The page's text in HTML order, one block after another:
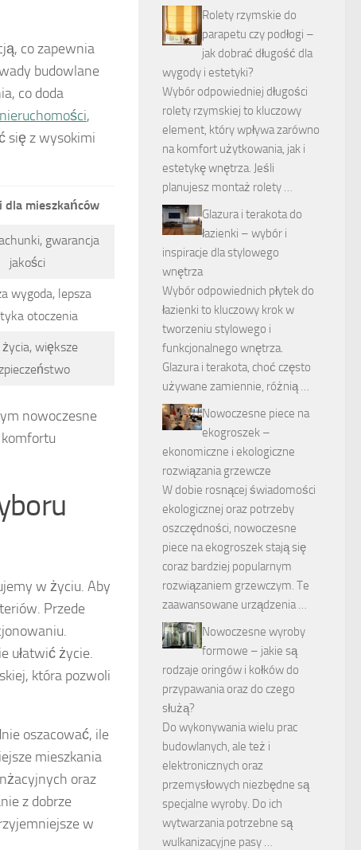
co zapewnia
budowlane
co doda
nieruchomości,
się z wysokimi
dla mieszkańców
gwarancja
jakości
wygoda, lepsza
otoczenia
życia, większe
nowoczesne
w życiu. Aby
Przede
ułatwić życie.
która pozwoli
oszacować, ile
mieszkania
oraz
z dobrze
w
Rolety rzymskie do
parapetu czy podłogi –
jak dobrać długość dla
wygody i estetyki?
Wybór odpowiedniej długości
rolety rzymskiej to kluczowy
element, który wpływa zarówno
na komfort użytkowania, jak i
estetykę wnętrza. Jeśli
planujesz montaż rolety …
Glazura i terakota do
łazienki – wybór i
inspiracje dla stylowego
wnętrza
Wybór odpowiednich płytek do
łazienki to kluczowy krok w
tworzeniu stylowego i
funkcjonalnego wnętrza.
Glazura i terakota, choć często
używane zamiennie, różnią …
Nowoczesne piece na
ekogroszek –
ekonomiczne i ekologiczne
rozwiązania grzewcze
W dobie rosnącej świadomości
ekologicznej oraz potrzeby
oszczędności, nowoczesne
piece na ekogroszek stają się
coraz bardziej popularnym
rozwiązaniem grzewczym. Te
zaawansowane urządzenia …
Nowoczesne wyroby
formowe – jakie są
rodzaje oringów i kołków do
przypawania oraz do czego
służą?
Do wykonywania wielu prac
budowlanych, ale też i
elektronicznych oraz
przemysłowych niezbędne są
specjalne wyroby. Do ich
wytwarzania potrzebne są
wulkanizacyjne pasy …